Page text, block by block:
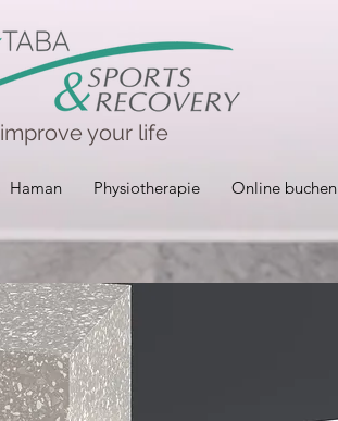
Haman Physiotherapie Online buchen
improve your life